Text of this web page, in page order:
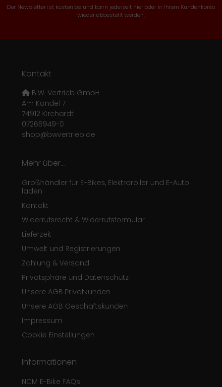
Der Newsletter ist kostenlos und kann jederzeit hier oder in Ihrem Kundenkonto
wieder abbestellt werden.
Kontakt
B.W. Vertrieb GmbH
Am Kandel 7
74912 Kirchardt
07266949-0
shop@bwvertrieb.de
Mehr über...
Großhändler für E-Bikes, Elektroroller und E-Auto
laden
Kontakt
Widerrufsrecht & Widerrufsformular
Lieferzeit
Umwelt und Registrierungen
Zahlung & Versand
Privatsphäre und Datenschutz
Unsere AGB Privatkunden
Unsere AGB Geschäftskunden
Impressum
Cookie Einstellungen
Informationen
NCM E-Bike FAQs